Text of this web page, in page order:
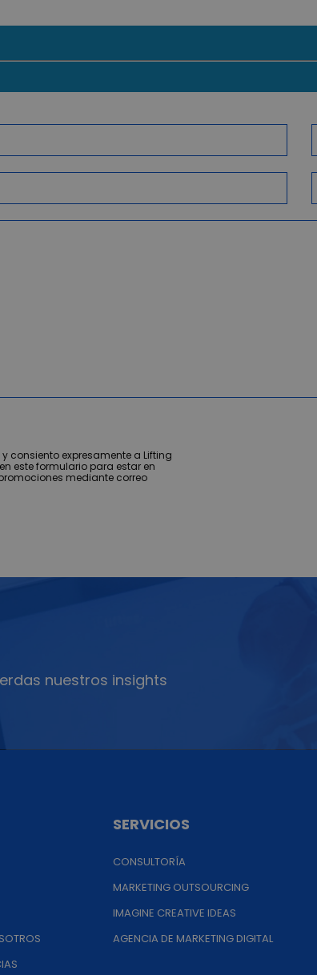
y consiento expresamente a Lifting
este formulario para estar en
mediante correo
nuestros insights
SERVICIOS
CONSULTORÍA
MARKETING OUTSOURCING
IMAGINE CREATIVE IDEAS
AGENCIA DE MARKETING DIGITAL